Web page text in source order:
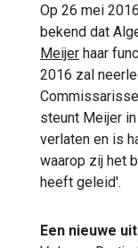
Op 26 mei
bekend dat
Meijer haar
2016 zal
steunt Meijer
verlaten en is
waarop zij het
heeft geleid'.
Een nieuwe